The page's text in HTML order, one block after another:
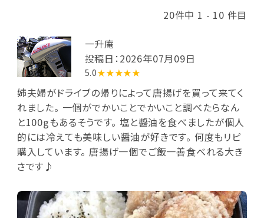
20件中 1 - 10 件目
一升庵
投稿日：2026年07月09日
5.0★★★★★
姉夫婦がドライブの帰りによって唐揚げを買って来てく
れました。 一個がでかいことでかいこと調べたらなん
と100gもあるそうです。 塩と醬油を食べましたが個人
的には冷えても美味しい醤油が好きです。 何度もリピ
購入しています。 唐揚げ一個でご飯一善食べれる大き
さです♪